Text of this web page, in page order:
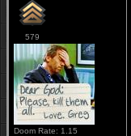
579
Doom Rate: 1.15